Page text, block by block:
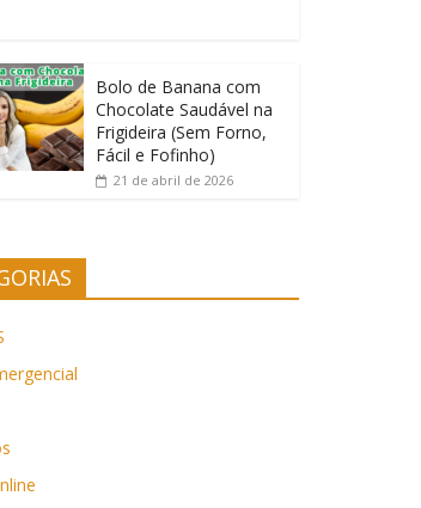
Bolo de Banana com
Chocolate Saudável na
Frigideira (Sem Forno,
Fácil e Fofinho)
21 de abril de 2026